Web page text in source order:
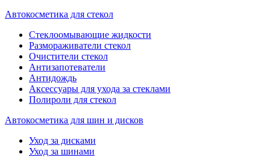
Автокосметика для стекол
Стеклоомывающие жидкости
Размораживатели стекол
Очистители стекол
Антизапотеватели
Антидождь
Аксессуары для ухода за стеклами
Полироли для стекол
Автокосметика для шин и дисков
Уход за дисками
Уход за шинами